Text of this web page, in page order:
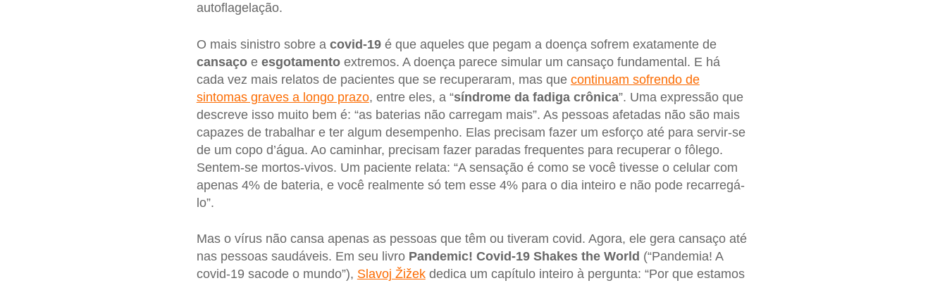
autoflagelação.
O mais sinistro sobre a covid-19é que aqueles que pegam a doença sofrem exatamente de
cansaçoe esgotamentoextremos. A doença parece simular um cansaço fundamental. E há
cada vez mais relatos de pacientes que se recuperaram, mas que continuam sofrendo de
sintomas graves a longo prazo, entre eles, a “síndrome da fadiga crônica”. Uma expressão que
descreve isso muito bem é: “as baterias não carregam mais”. As pessoas afetadas não são mais
capazes de trabalhar e ter algum desempenho. Elas precisam fazer um esforço até para servir-se
de um copo d’água. Ao caminhar, precisam fazer paradas frequentes para recuperar o fôlego.
Sentem-se mortos-vivos. Um paciente relata: “A sensação é como se você tivesse o celular com
apenas 4% de bateria, e você realmente só tem esse 4% para o dia inteiro e não pode recarregá-
lo”.
Mas o vírus não cansa apenas as pessoas que têm ou tiveram covid. Agora, ele gera cansaço até
nas pessoas saudáveis. Em seu livro Pandemic! Covid-19 Shakes the World (“Pandemia! A
covid-19 sacode o mundo”), Slavoj Žižekdedica um capítulo inteiro à pergunta: “Por que estamos